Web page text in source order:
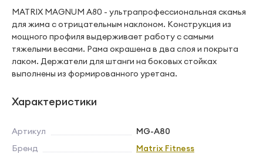
MATRIX MAGNUM A80 - ультрапрофессиональная скамья
для жима с отрицательным наклоном. Конструкция из
мощного профиля выдерживает работу с самыми
тяжелыми весами. Рама окрашена в два слоя и покрыта
лаком. Держатели для штанги на боковых стойках
выполнены из формированного уретана.
Характеристики
Артикул
MG-A80
Бренд
Matrix Fitness